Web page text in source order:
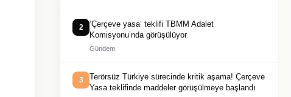
2
‘Çerçeve yasa’ teklifi TBMM Adalet
Komisyonu’nda görüşülüyor
Gündem
3
Terörsüz Türkiye sürecinde kritik aşama! Çerçeve
Yasa teklifinde maddeler görüşülmeye başlandı